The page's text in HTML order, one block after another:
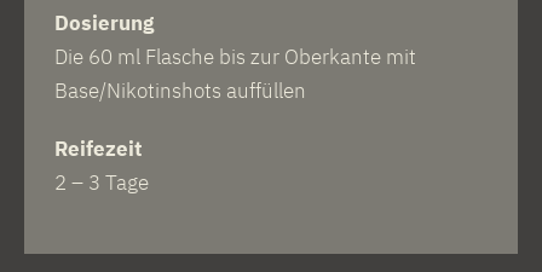
Dosierung
Die 60 ml Flasche bis zur Oberkante mit
Base/Nikotinshots auffüllen
Reifezeit
2 – 3 Tage